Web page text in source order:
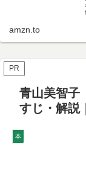
amzn.to
PR
青山美智子
すじ・解説
本